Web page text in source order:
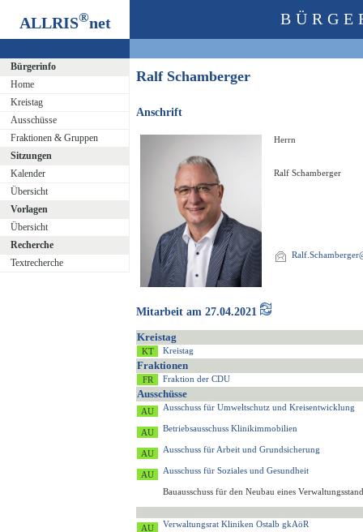
ALLRIS®net
Bürgerinfo
Home
Kreistag
Ausschüsse
Fraktionen & Gruppen
Sitzungen
Kalender
Übersicht
Vorlagen
Übersicht
Recherche
Textrecherche
Ralf Schamberger
Anschrift
Herrn
Ralf Schamberger
Mitarbeit am 27.04.2021
Kreistag
Kreistag
Fraktionen
Fraktion der CDU
Ausschüsse
Ausschuss für Umweltschutz und Kreisentwicklung
Betriebsausschuss Klinikimmobilien
Ausschuss für Arbeit und Grundsicherung
Ausschuss für Soziales und Gesundheit
Bauausschuss für den Neubau eines
Verwaltungsrat Kliniken Ostalb gkAöR